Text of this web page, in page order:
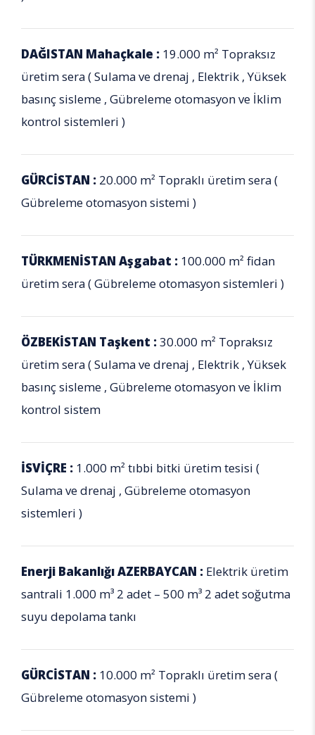
DAĞISTAN Mahaçkale : 19.000 m² Topraksız
üretim sera ( Sulama ve drenaj , Elektrik , Yüksek
basınç sisleme , Gübreleme otomasyon ve İklim
kontrol sistemleri )
GÜRCİSTAN : 20.000 m² Topraklı üretim sera (
Gübreleme otomasyon sistemi )
TÜRKMENİSTAN Aşgabat : 100.000 m² fidan
üretim sera ( Gübreleme otomasyon sistemleri )
ÖZBEKİSTAN Taşkent :30.000 m² Topraksız
üretim sera ( Sulama ve drenaj , Elektrik , Yüksek
basınç sisleme , Gübreleme otomasyon ve İklim
kontrol sistem
İSVİÇRE : 1.000 m² tıbbi bitki üretim tesisi (
Sulama ve drenaj , Gübreleme otomasyon
sistemleri )
Enerji Bakanlığı AZERBAYCAN : Elektrik üretim
santrali 1.000 m³ 2 adet – 500 m³ 2 adet soğutma
suyu depolama tankı
GÜRCİSTAN : 10.000 m² Topraklı üretim sera (
Gübreleme otomasyon sistemi )